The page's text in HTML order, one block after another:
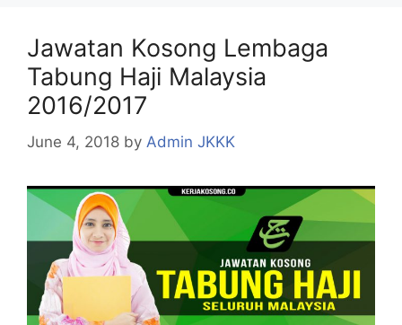
Jawatan Kosong Lembaga
Tabung Haji Malaysia
2016/2017
June 4, 2018 by Admin JKKK